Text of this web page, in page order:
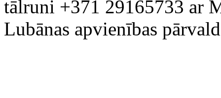
tālruni +371 29165733 ar
Lubānas apvienības